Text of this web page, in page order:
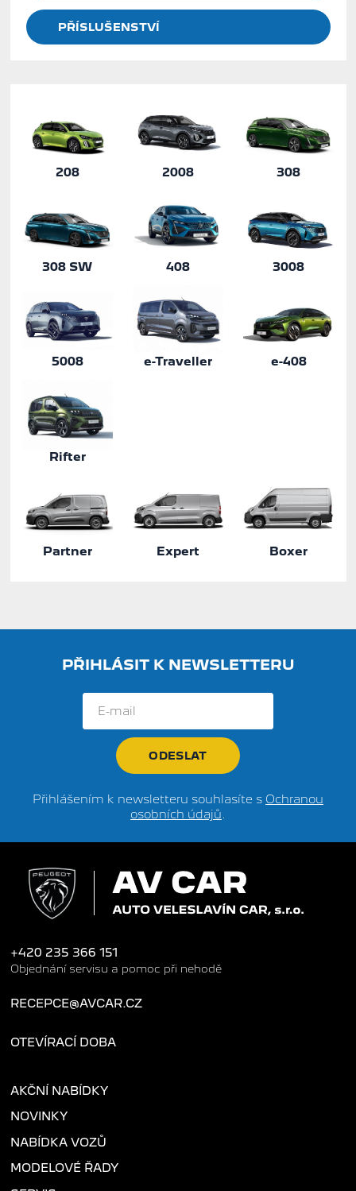
PŘÍSLUŠENSTVÍ
208 2008 308
308 SW 408 3008
5008 e-Traveller e-408
Rifter
Partner Expert Boxer
PŘIHLÁSIT K NEWSLETTERU
Přihlášením k newsletteru souhlasíte s Ochranou
osobních údajů.
+420 235 366 151
Objednání servisu a pomoc při nehodě
RECEPCE@AVCAR.CZ
OTEVÍRACÍ DOBA
AKČNÍ NABÍDKY
NOVINKY
NABÍDKA VOZŮ
MODELOVÉ ŘADY